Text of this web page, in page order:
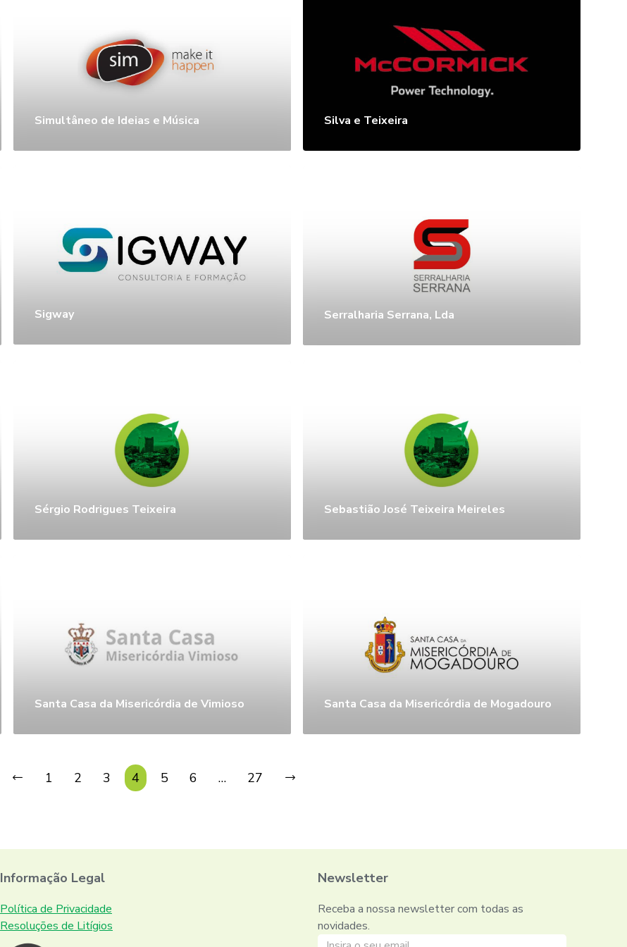
Simultâneo de Ideias e Música Silva e Teixeira
Sigway Serralharia Serrana, Lda
Sérgio Rodrigues Teixeira Sebastião José Teixeira Meireles
Santa Casa da Misericórdia de Vimioso Santa Casa da Misericórdia de Mogadouro
1 2 3 4 5 6 … 27
Informação Legal
Política de Privacidade
Resoluções de Litígios
Newsletter
Receba a nossa newsletter com todas as
novidades.